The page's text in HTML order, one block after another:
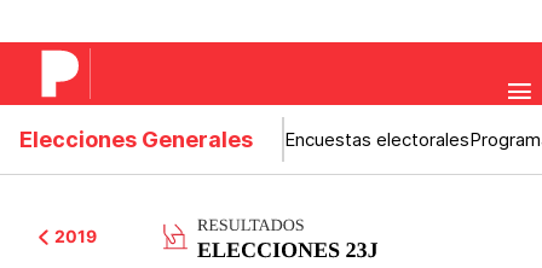
Elecciones Generales Encuestas electorales
2019